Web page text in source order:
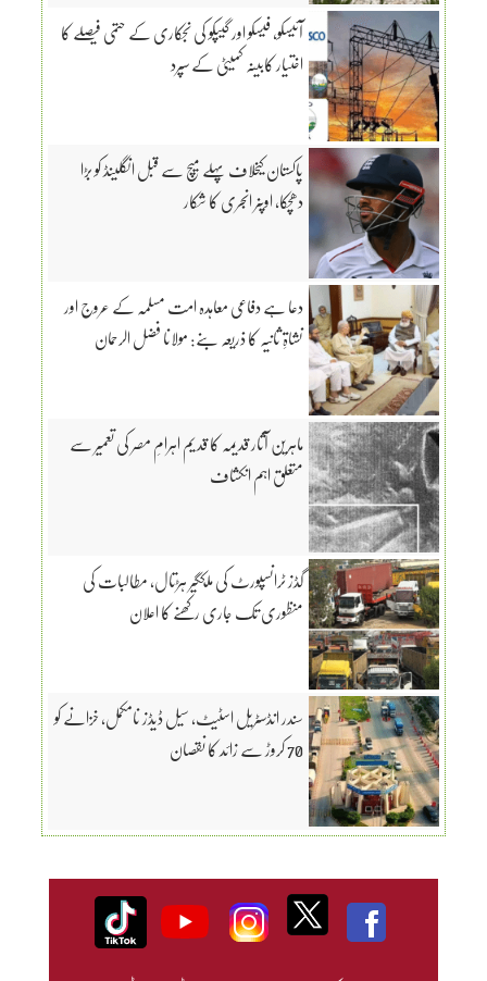
آئیسکو، فیسکو اور گیپکو کی نجکاری کے حتمی فیصلے کا
اختیار کابینہ کمیٹی کے سپرد
پاکستان کیخلاف پہلے میچ سے قبل انگلینڈ کو بڑا
دھچکا، اوپنر انجری کا شکار
دعا ہے دفاعی معاہدہ امت مسلمہ کے عروج اور
نشاۃِ ثانیہ کا ذریعہ بنے: مولانا فضل الرحمان
ماہرین آثار قدیمہ کا قدیم اہرامِ مصر کی تعمیر سے
متعلق اہم انکشاف
گڈز ٹرانسپورٹ کی ملکگیر ہڑتال، مطالبات کی
منظوری تک جاری رکھنے کا اعلان
سندر انڈسٹریل اسٹیٹ، سیل ڈیڈز نامکمل، خزانے کو
70 کروڑ سے زائد کا نقصان